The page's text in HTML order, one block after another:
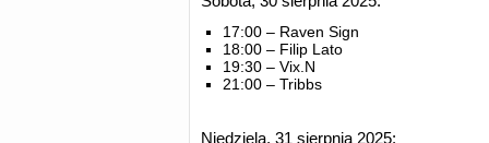
17:00 – Raven Sign
18:00 – Filip Lato
19:30 – Vix.N
21:00 – Tribbs
Niedziela, 31 sierpnia 2025: